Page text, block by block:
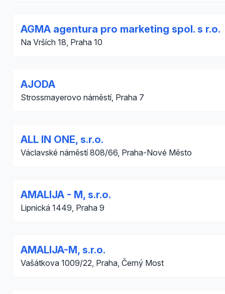
AGMA agentura pro marketing spol. s r.o.
Na Vrších 18, Praha 10
AJODA
Strossmayerovo náměstí, Praha 7
ALL IN ONE, s.r.o.
Václavské náměstí 808/66, Praha-Nové Město
AMALIJA - M, s.r.o.
Lipnická 1449, Praha 9
AMALIJA-M, s.r.o.
Vašátkova 1009/22, Praha, Černý Most